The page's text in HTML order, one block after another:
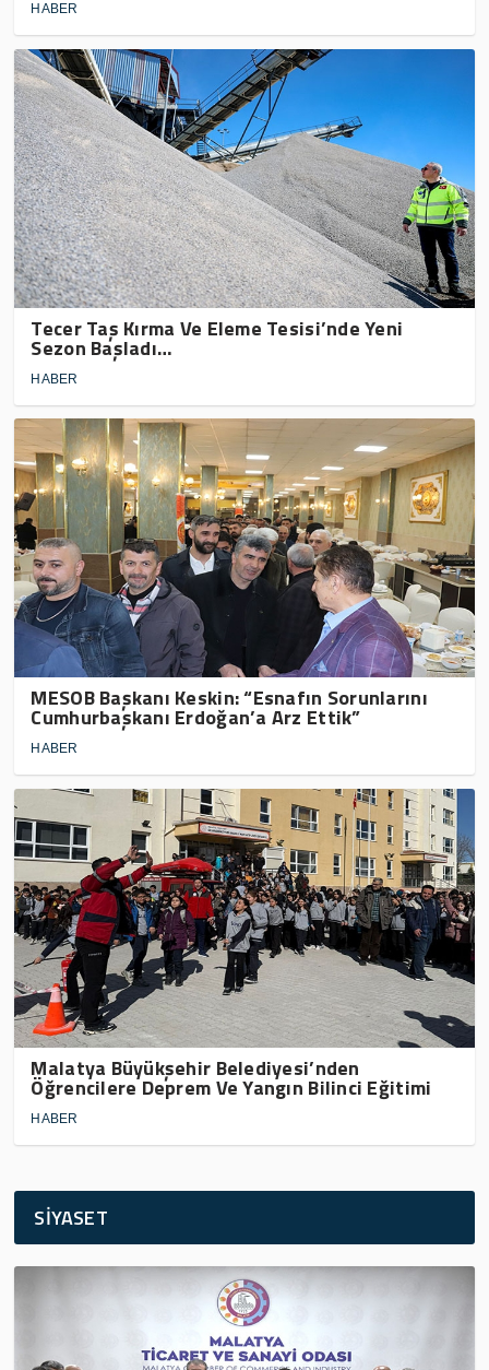
HABER
Tecer Taş Kırma Ve Eleme Tesisi’nde Yeni
Sezon Başladı…
HABER
MESOB Başkanı Keskin: “Esnafın Sorunlarını
Cumhurbaşkanı Erdoğan’a Arz Ettik”
HABER
Malatya Büyükşehir Belediyesi’nden
Öğrencilere Deprem Ve Yangın Bilinci Eğitimi
HABER
SİYASET